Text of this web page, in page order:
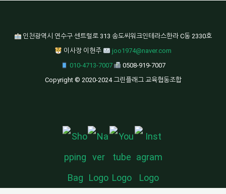
인천광역시 연수구 센트럴로 313 송도씨워크인테라스한라 C동 2330호
이사장 이현주
joo1974@naver.com
010-4713-7007
0508-919-7007
Copyright © 2020-2024 그린플래그 교육협동조합